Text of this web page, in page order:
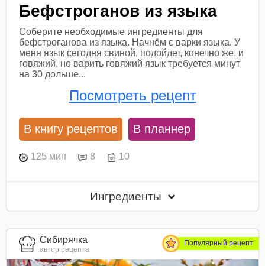
Бефстроганов из языка
Соберите необходимые ингредиенты для
бефстроганова из языка. Начнём с варки языка. У
меня язык сегодня свиной, подойдет, конечно же, и
говяжий, но варить говяжий язык требуется минут
на 30 дольше...
Посмотреть рецепт
В книгу рецептов В планнер
125 мин 8 10
Ингредиенты
Сибирячка
автор рецепта
Популярный рецепт